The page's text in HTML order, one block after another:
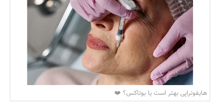
بانک، بیمه و سرمایه
مسکن و ساختمان
هایفوتراپی بهتر است یا بوتاکس؟ ❤️